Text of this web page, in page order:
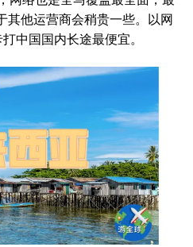
其他运营商会稍贵一些。以网
中国国内长途最便宜。